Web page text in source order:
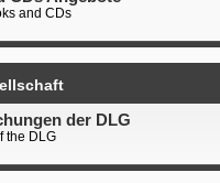
and CDs
der DLG
the DLG